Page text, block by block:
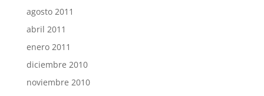
agosto 2011
abril 2011
enero 2011
diciembre 2010
noviembre 2010